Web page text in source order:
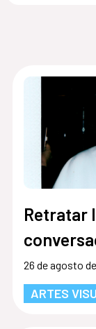
Retratar
26 de agosto
ARTES